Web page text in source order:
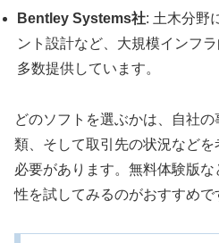
Bentley Systems社: 土木分野
ント設計など、大規模インフ
多数提供しています。
どのソフトを選ぶかは、自社
類、そして取引先の状況など
必要があります。無料体験版
性を試してみるのがおすすめで